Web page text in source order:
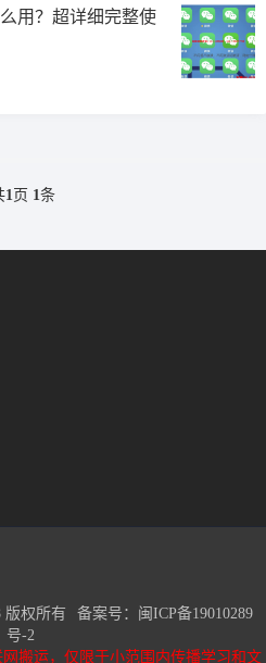
用？超详细完整使
1页 1条
版权所有
备案号： 闽ICP备19010289
号-2
搬运，仅限于小范围内传播学习和文